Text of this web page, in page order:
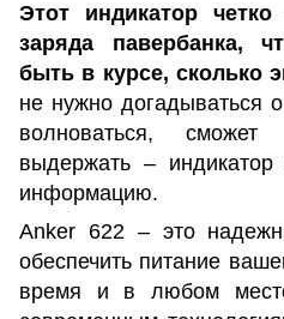
Этот индикатор
заряда павербанка,
быть в курсе, сколько
не нужно догадываться
волноваться,
выдержать – индикатор
информацию.
Anker 622 – это
обеспечить питание
время и в любом